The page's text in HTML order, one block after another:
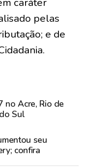
pelas
e de
no Acre, Rio de
Sul
seu
confira